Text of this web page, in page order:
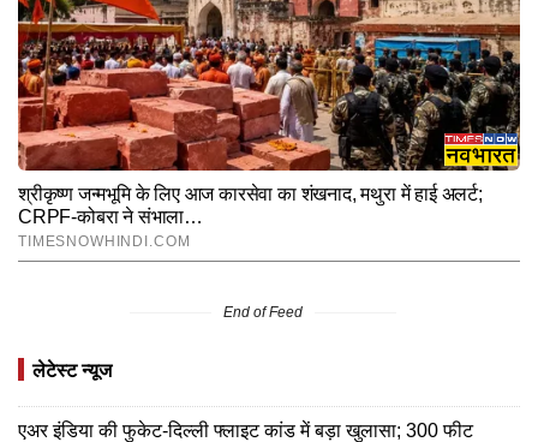
End of Feed
लेटेस्ट न्यूज
एअर इंडिया की फुकेट-दिल्ली फ्लाइट कांड में बड़ा खुलासा; 300 फीट